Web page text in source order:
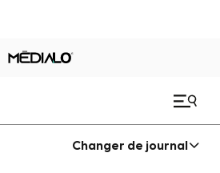
Changer de journal